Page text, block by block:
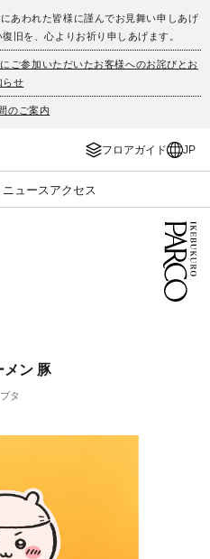
あわれた皆様に謹んでお見舞い申しあげ
旧を、心よりお祈り申しあげます。
ご参加いただいたお客様へのお詫びとお
らせ
のご案内
フロアガイド JP
ニュース アクセス
メン 豚
タ